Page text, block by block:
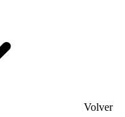
Volver